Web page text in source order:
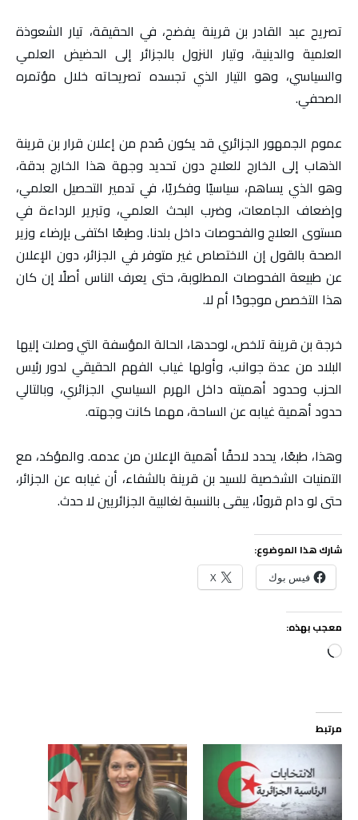
تصريح عبد القادر بن قرينة يفضح، في الحقيقة، تيار الشعوذة
العلمية والدينية، وتيار النزول بالجزائر إلى الحضيض العلمي
والسياسي، وهو التيار الذي تجسده تصريحاته خلال مؤتمره
الصحفي.
عموم الجمهور الجزائري قد يكون صُدم من إعلان قرار بن قرينة
الذهاب إلى الخارج للعلاج دون تحديد وجهة هذا الخارج بدقة،
وهو الذي يساهم، سياسيًا وفكريًا، في تدمير التحصيل العلمي،
وإضعاف الجامعات، وضرب البحث العلمي، وتبرير الرداءة في
مستوى العلاج والفحوصات داخل بلدنا. وطبعًا اكتفى بإرضاء وزير
الصحة بالقول إن الاختصاص غير متوفر في الجزائر، دون الإعلان
عن طبيعة الفحوصات المطلوبة، حتى يعرف الناس أصلًا إن كان
هذا التخصص موجودًا أم لا.
خرجة بن قرينة تلخص، لوحدها، الحالة المؤسفة التي وصلت إليها
البلاد من عدة جوانب، وأولها غياب الفهم الحقيقي لدور رئيس
الحزب وحدود أهميته داخل الهرم السياسي الجزائري، وبالتالي
حدود أهمية غيابه عن الساحة، مهما كانت وجهته.
وهذا، طبعًا، يحدد لاحقًا أهمية الإعلان من عدمه. والمؤكد، مع
التمنيات الشخصية للسيد بن قرينة بالشفاء، أن غيابه عن الجزائر،
حتى لو دام قرونًا، يبقى بالنسبة لغالبية الجزائريين لا حدث.
شارك هذا الموضوع:
فيس بوك X
معجب بهذه:
جاري
مرتبط